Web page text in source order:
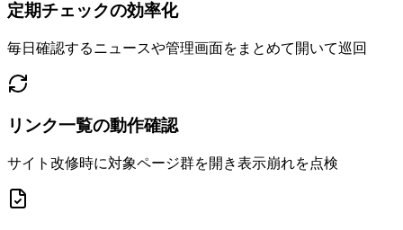
定期チェックの効率化
毎日確認するニュースや管理画面をまとめて開いて巡回
リンク一覧の動作確認
サイト改修時に対象ページ群を開き表示崩れを点検